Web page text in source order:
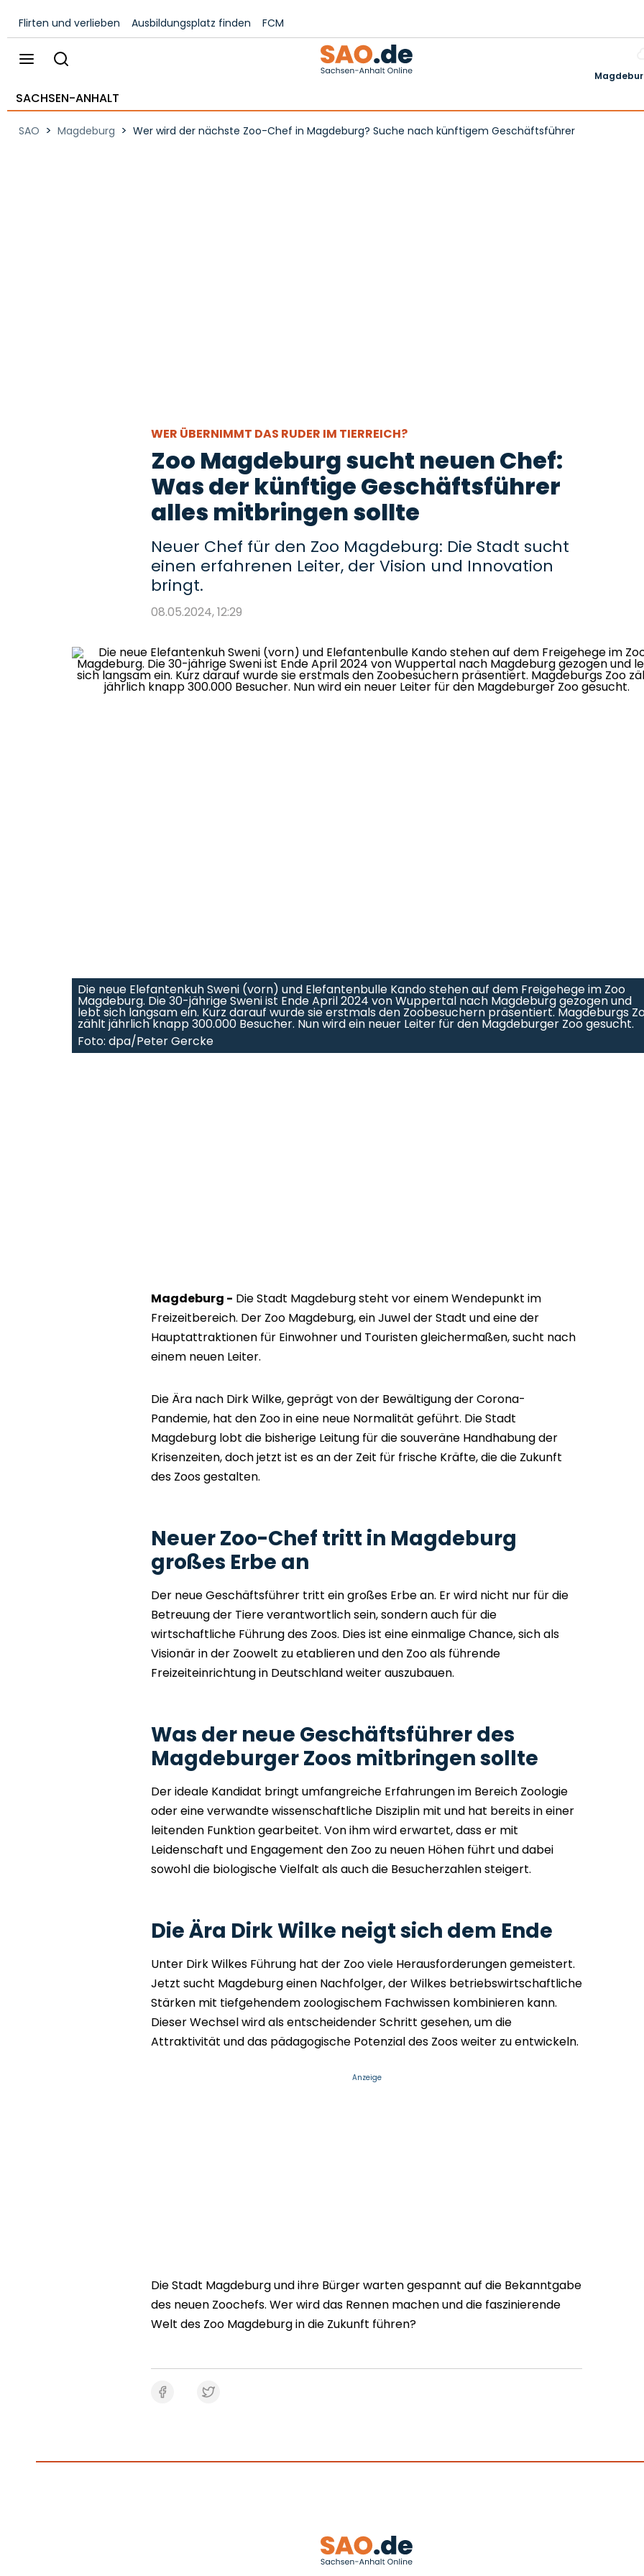
Flirten und verlieben Ausbildungsplatz finden FCM
SACHSEN-ANHALT
SAO > Magdeburg > Wer wird der nächste Zoo-Chef in Magdeburg? Suche nach künftigem Geschäftsführer
WER ÜBERNIMMT DAS RUDER IM TIERREICH?
Zoo Magdeburg sucht neuen Chef:
Was der künftige Geschäftsführer
alles mitbringen sollte
Neuer Chef für den Zoo Magdeburg: Die Stadt sucht
einen erfahrenen Leiter, der Vision und Innovation
bringt.
08.05.2024, 12:29
Die neue Elefantenkuh Sweni (vorn) und Elefantenbulle Kando stehen auf dem Freigehege im Zoo
Magdeburg. Die 30-jährige Sweni ist Ende April 2024 von Wuppertal nach Magdeburg gezogen und
lebt sich langsam ein. Kurz darauf wurde sie erstmals den Zoobesuchern präsentiert. Magdeburgs
zählt jährlich knapp 300.000 Besucher. Nun wird ein neuer Leiter für den Magdeburger Zoo gesucht.
Foto: dpa/Peter Gercke
Magdeburg - Die Stadt Magdeburg steht vor einem Wendepunkt im
Freizeitbereich. Der Zoo Magdeburg, ein Juwel der Stadt und eine der
Hauptattraktionen für Einwohner und Touristen gleichermaßen, sucht nach
einem neuen Leiter.
Die Ära nach Dirk Wilke, geprägt von der Bewältigung der Corona-
Pandemie, hat den Zoo in eine neue Normalität geführt. Die Stadt
Magdeburg lobt die bisherige Leitung für die souveräne Handhabung der
Krisenzeiten, doch jetzt ist es an der Zeit für frische Kräfte, die die Zukunft
des Zoos gestalten.
Neuer Zoo-Chef tritt in Magdeburg
großes Erbe an
Der neue Geschäftsführer tritt ein großes Erbe an. Er wird nicht nur für die
Betreuung der Tiere verantwortlich sein, sondern auch für die
wirtschaftliche Führung des Zoos. Dies ist eine einmalige Chance, sich als
Visionär in der Zoowelt zu etablieren und den Zoo als führende
Freizeiteinrichtung in Deutschland weiter auszubauen.
Was der neue Geschäftsführer des
Magdeburger Zoos mitbringen sollte
Der ideale Kandidat bringt umfangreiche Erfahrungen im Bereich Zoologie
oder eine verwandte wissenschaftliche Disziplin mit und hat bereits in einer
leitenden Funktion gearbeitet. Von ihm wird erwartet, dass er mit
Leidenschaft und Engagement den Zoo zu neuen Höhen führt und dabei
sowohl die biologische Vielfalt als auch die Besucherzahlen steigert.
Die Ära Dirk Wilke neigt sich dem Ende
Unter Dirk Wilkes Führung hat der Zoo viele Herausforderungen gemeistert.
Jetzt sucht Magdeburg einen Nachfolger, der Wilkes betriebswirtschaftliche
Stärken mit tiefgehendem zoologischem Fachwissen kombinieren kann.
Dieser Wechsel wird als entscheidender Schritt gesehen, um die
Attraktivität und das pädagogische Potenzial des Zoos weiter zu entwickeln.
Anzeige
Die Stadt Magdeburg und ihre Bürger warten gespannt auf die Bekanntgabe
des neuen Zoochefs. Wer wird das Rennen machen und die faszinierende
Welt des Zoo Magdeburg in die Zukunft führen?